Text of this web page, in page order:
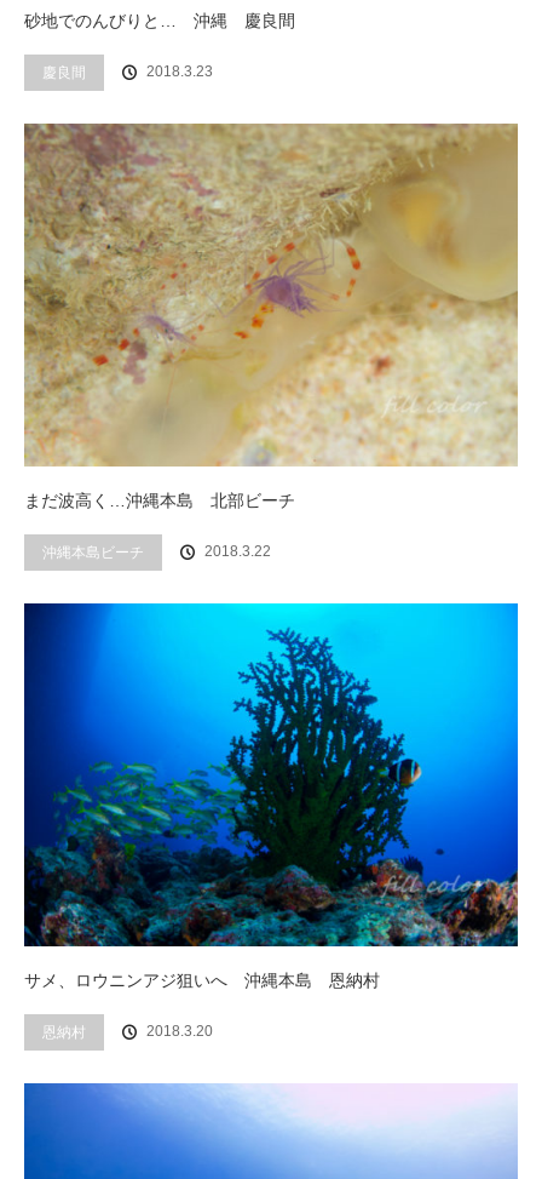
砂地でのんびりと… 沖縄 慶良間
慶良間 2018.3.23
まだ波高く…沖縄本島 北部ビーチ
沖縄本島ビーチ 2018.3.22
サメ、ロウニンアジ狙いへ 沖縄本島 恩納村
恩納村 2018.3.20